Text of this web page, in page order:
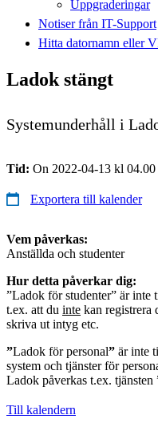
Uppgraderingar
Notiser från IT-Support
Hitta datornamn eller
Ladok stängt
Systemunderhåll i
Tid: On 2022-04-13 kl
Exportera till kalender
Vem påverkas:
Anställda och studenter
Hur detta påverkar dig:
”Ladok för studenter” är inte
t.ex. att du inte kan registrera
skriva ut intyg etc.
”Ladok för personal” är inte
system och tjänster för
Ladok påverkas t.ex. tjänsten
Till kalendern